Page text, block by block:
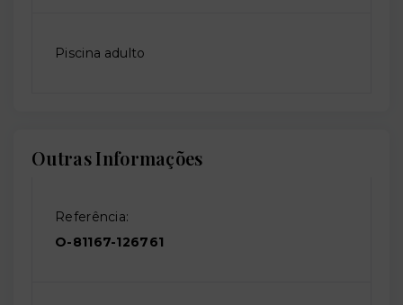
Piscina adulto
Outras Informações
Referência:
O-81167-126761